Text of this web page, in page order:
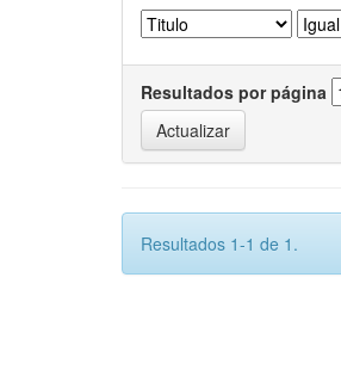
Resultados por página
Resultados 1-1 de 1.